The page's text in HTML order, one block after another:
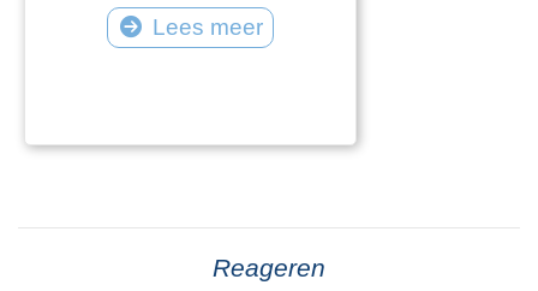
Lees meer
Reageren